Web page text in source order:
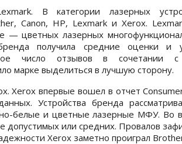
В категории лазерных
Canon, HP, Lexmark и Xerox.
— цветных лазерных
получила средние оценки и
число отзывов в сочетании с
марке выделиться в лучшую сторону.
Xerox впервые вошел в отчет
Устройства бренда
белые и цветные лазерные МФУ. Во
допустимых или средних. Провалов
Xerox заметно проиграл